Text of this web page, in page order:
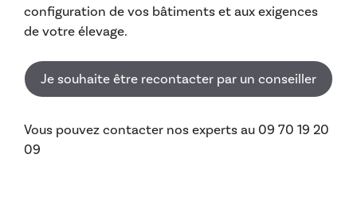
configuration de vos bâtiments et aux exigences
de votre élevage.
Je souhaite être recontacter par un conseiller
Vous pouvez contacter nos experts au 09 70 19 20
09